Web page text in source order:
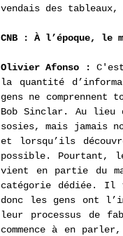
vendais des
CNB : À l’époque, le
Olivier Afonso :
la quantité
gens ne comprennent
Bob Sinclar. Au lieu
sosies, mais jamais
et lorsqu’ils
possible. Pourtant,
vient en partie du
catégorie dédiée. Il
donc les gens ont
leur processus de
commence à en